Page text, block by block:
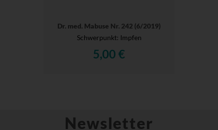
Dr. med. Mabuse Nr. 242 (6/2019)
Schwerpunkt: Impfen
5,00 €
Newsletter